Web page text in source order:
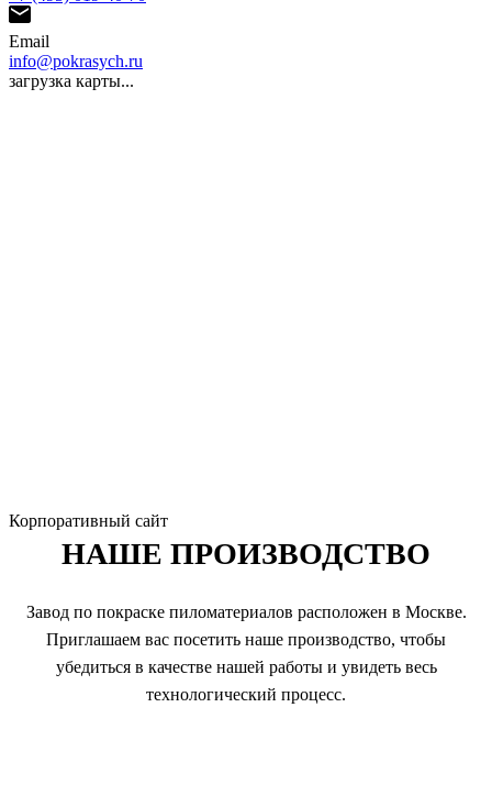
Email
info@pokrasych.ru
загрузка карты...
Корпоративный сайт
НАШЕ ПРОИЗВОДСТВО
Завод по покраске пиломатериалов расположен в Москве.
Приглашаем вас посетить наше производство, чтобы
убедиться в качестве нашей работы и увидеть весь
технологический процесс.